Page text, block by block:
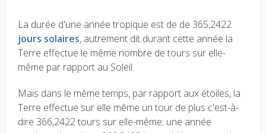
La durée d'une année tropique est de de 365,2422
jours solaires, autrement dit durant cette année la
Terre effectue le même nombre de tours sur elle-
même par rapport au Soleil.
Mais dans le même temps, par rapport aux étoiles, la
Terre effectue sur elle même un tour de plus c'est-à-
dire 366,2422 tours sur elle-même; une année